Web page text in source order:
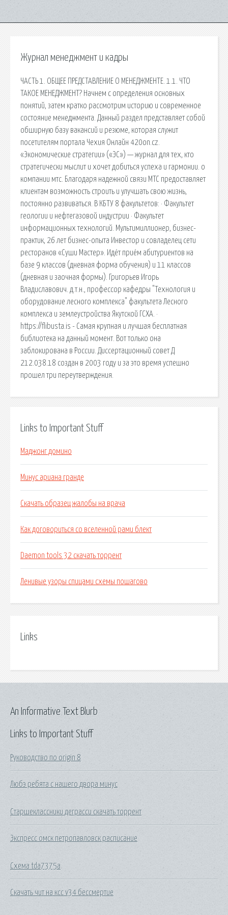
Журнал менеджмент и кадры
ЧАСТЬ 1. ОБЩЕЕ ПРЕДСТАВЛЕНИЕ О МЕНЕДЖМЕНТЕ. 1.1. ЧТО
ТАКОЕ МЕНЕДЖМЕНТ? Начнем с определения основных
понятий, затем кратко рассмотрим историю и современное
состояние менеджмента. Данный раздел представляет собой
обширную базу вакансий и резюме, которая служит
посетителям портала Чехия Онлайн 420on.cz.
«Экономические стратегии» («ЭС») — журнал для тех, кто
стратегически мыслит и хочет добиться успеха и гармонии. о
компании мтс. Благодаря надежной связи МТС предоставляет
клиентам возможность строить и улучшать свою жизнь,
постоянно развиваться. В КБТУ 8 факультетов: · Факультет
геологии и нефтегазовой индустрии · Факультет
информационных технологий. Мультимиллионер, бизнес-
практик, 26 лет бизнес-опыта Инвестор и совладелец сети
ресторанов «Суши Мастер». Идёт приём абитуриентов на
базе 9 классов (дневная форма обучения) и 11 классов
(дневная и заочная формы). Григорьев Игорь
Владиславович. д.т.н., профессор кафедры "Технология и
оборудование лесного комплекса" факультета Лесного
комплекса и землеустройства Якутской ГСХА. ·
https://flibusta.is - Самая крупная и лучшая бесплатная
библиотека на данный момент. Вот только она
заблокирована в России. Диссертационный совет Д
212.038.18 создан в 2003 году и за это время успешно
прошел три переутверждения.
Links to Important Stuff
Маджонг домино
Минус ариана гранде
Скачать образец жалобы на врача
Как договориться со вселенной рами блект
Daemon tools 32 скачать торрент
Ленивые узоры спицами схемы пошагово
Links
Links to Important Stuff
Руководство по origin 8
Любэ ребята с нашего двора минус
Старшеклассники деграсси скачать торрент
Экспресс омск петропавловск расписание
Схема tda7375a
Скачать чит на ксс v34 бессмертие
An Informative Text Blurb